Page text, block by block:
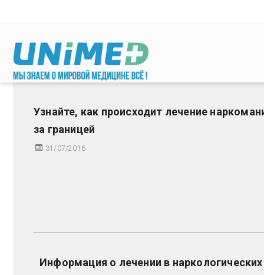
Узнайте, как происходит лечение
за границей
31/07/2016
Информация о лечении в